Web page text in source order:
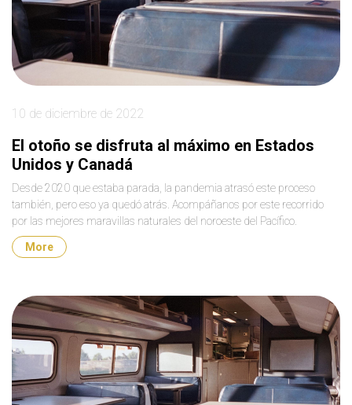
10 de diciembre de 2022
El otoño se disfruta al máximo en Estados
Unidos y Canadá
Desde 2020 que estaba parada, la pandemia atrasó este proceso
también, pero eso ya quedó atrás. Acompáñanos por este recorrido
por las mejores maravillas naturales del noroeste del Pacífico.
More